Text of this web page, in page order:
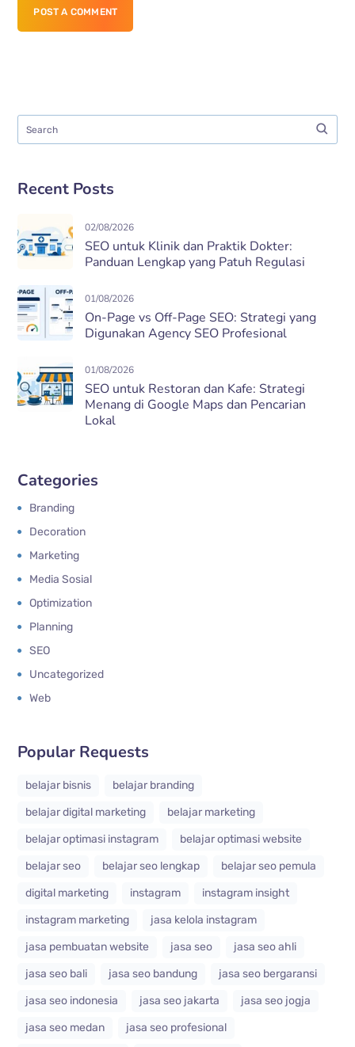
POST A COMMENT
Recent Posts
02/08/2026
SEO untuk Klinik dan Praktik Dokter:
Panduan Lengkap yang Patuh Regulasi
01/08/2026
On-Page vs Off-Page SEO: Strategi yang
Digunakan Agency SEO Profesional
01/08/2026
SEO untuk Restoran dan Kafe: Strategi
Menang di Google Maps dan Pencarian
Lokal
Categories
Branding
Decoration
Marketing
Media Sosial
Optimization
Planning
SEO
Uncategorized
Web
Popular Requests
belajar bisnis
belajar branding
belajar digital marketing
belajar marketing
belajar optimasi instagram
belajar optimasi website
belajar seo
belajar seo lengkap
belajar seo pemula
digital marketing
instagram
instagram insight
instagram marketing
jasa kelola instagram
jasa pembuatan website
jasa seo
jasa seo ahli
jasa seo bali
jasa seo bandung
jasa seo bergaransi
jasa seo indonesia
jasa seo jakarta
jasa seo jogja
jasa seo medan
jasa seo profesional